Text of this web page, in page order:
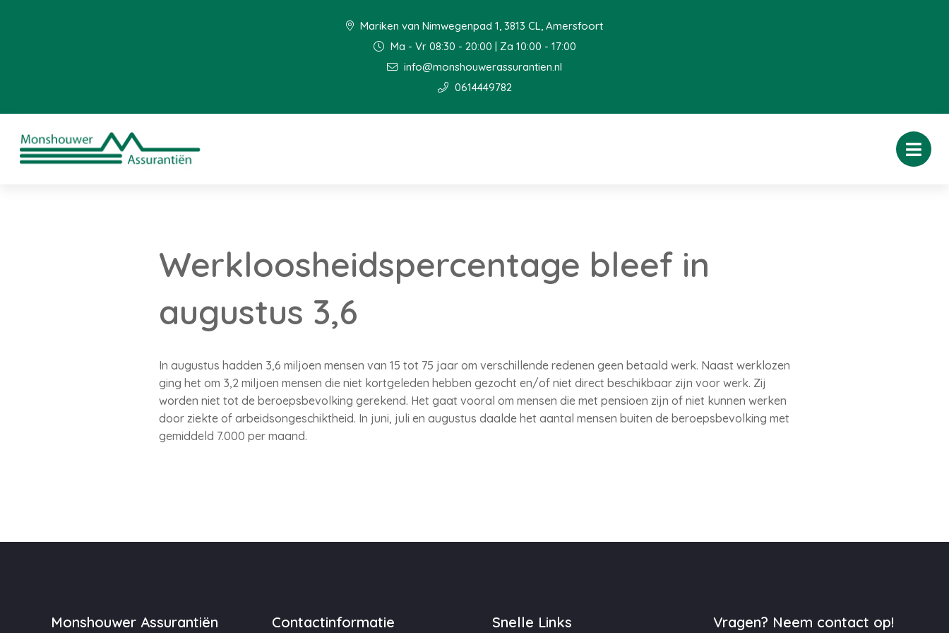
Mariken van Nimwegenpad 1, 3813 CL, Amersfoort
Ma - Vr 08:30 - 20:00 | Za 10:00 - 17:00
info@monshouwerassurantien.nl
0614449782
Werkloosheidspercentage bleef in
augustus 3,6
In augustus hadden 3,6 miljoen mensen van 15 tot 75 jaar om verschillende redenen geen betaald werk. Naast werklozen
ging het om 3,2 miljoen mensen die niet kortgeleden hebben gezocht en/of niet direct beschikbaar zijn voor werk. Zij
worden niet tot de beroepsbevolking gerekend. Het gaat vooral om mensen die met pensioen zijn of niet kunnen werken
door ziekte of arbeidsongeschiktheid. In juni, juli en augustus daalde het aantal mensen buiten de beroepsbevolking met
gemiddeld 7.000 per maand.
Monshouwer Assurantiën Contactinformatie Snelle Links Vragen? Neem contact op!